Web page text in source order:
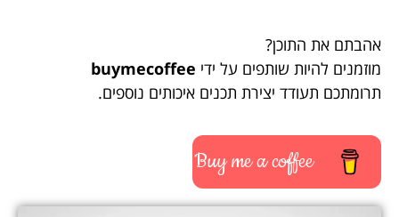
אהבתם את התוכן?
מוזמנים להיות שותפים על ידי buymecoffee
תרומתכם תעודד יצירת תכנים איכותים נוספים.
Buy me a coffee